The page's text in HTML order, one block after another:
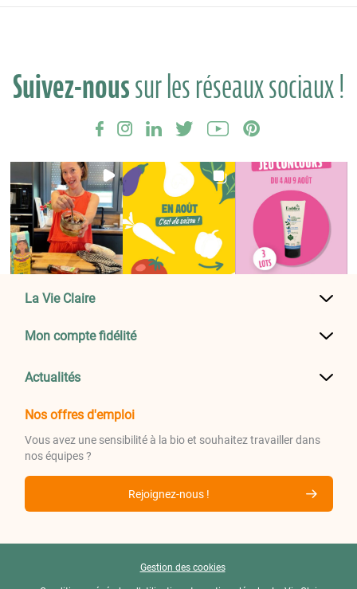
Suivez-noussur les réseaux sociaux !
La Vie Claire
Mon compte fidélité
Actualités
Nos offres d'emploi
Vous avez une sensibilité à la bio et souhaitez travailler dans
nos équipes ?
Rejoignez-nous !
Gestion des cookies